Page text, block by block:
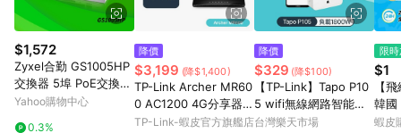
$1,572
Zyxel合勤 GS1005HP
交換器 5埠 PoE交換器
60W(瓦) Giga 桌上型
Yahoo購物中心
0.3%
降價
$3,199 (降$1,400)
TP-Link Archer MR60
0 AC1200 4G分享器 S
IM卡 雙頻路由器 wifi
TP-Link-蝦皮官方旗艦店
降價
$329 (降$100)
【TP-Link】Tapo P10
5 wifi無線網路智能智
慧插座【三井3C】
台灣樂天市場
限
$1
【
韓國
國
蝦皮